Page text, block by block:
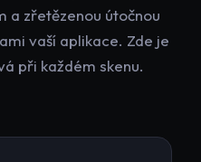
a zřetězenou útočnou
vaší aplikace. Zde je
při každém skenu.